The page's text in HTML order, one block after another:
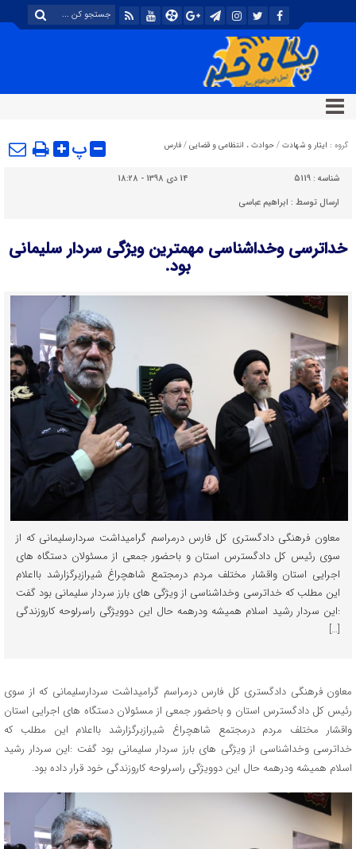
گروه : ایثار و شهادت / حوادث ، انتظامی و قضایی / فارس پ
شناسه : 5119
14 دی 1398 - 18:28
ارسال توسط : ابراهیم عباسی
خداترسی وخداشناسی مهمترین ویژگی سردار سلیمانی
بود.
معاون فرهنگی دادگستری كل فارس درمراسم گرامیداشت سردارسلیمانی که از
سوي رئيس كل دادگسترس استان و باحضور جمعی از مسئولان دستگاه های
اجرایی استان واقشار مختلف مردم درمجتمع شاهچراغ شیرازبرگزارشد بااعلام
این مطلب که خداترسی وخداشناسی از ویژگی های بارز سردار سلیمانی بود گفت
:این سردار رشید اسلام همیشه ودرهمه حال این دوویژگی راسرلوحه کاروزندگی
[…]
معاون فرهنگی دادگستری كل فارس درمراسم گرامیداشت سردارسلیمانی که از سوي
رئيس كل دادگسترس استان و باحضور جمعی از مسئولان دستگاه های اجرایی استان
واقشار مختلف مردم درمجتمع شاهچراغ شیرازبرگزارشد بااعلام این مطلب که
خداترسی وخداشناسی از ویژگی های بارز سردار سلیمانی بود گفت :این سردار رشید
اسلام همیشه ودرهمه حال این دوویژگی راسرلوحه کاروزندگی خود قرار داده بود.